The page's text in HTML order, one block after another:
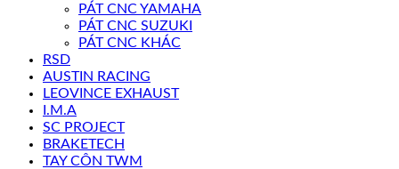
PÁT CNC YAMAHA
PÁT CNC SUZUKI
PÁT CNC KHÁC
RSD
AUSTIN RACING
LEOVINCE EXHAUST
I.M.A
SC PROJECT
BRAKETECH
TAY CÔN TWM